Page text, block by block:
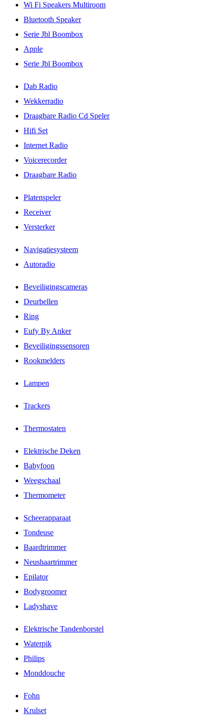
Wi Fi Speakers Multiroom
Bluetooth Speaker
Serie Jbl Boombox
Apple
Serie Jbl Boombox
Dab Radio
Wekkerradio
Draagbare Radio Cd Speler
Hifi Set
Internet Radio
Voicerecorder
Draagbare Radio
Platenspeler
Receiver
Versterker
Navigatiesysteem
Autoradio
Beveiligingscameras
Deurbellen
Ring
Eufy By Anker
Beveiligingssensoren
Rookmelders
Lampen
Trackers
Thermostaten
Elektrische Deken
Babyfoon
Weegschaal
Thermometer
Scheerapparaat
Tondeuse
Baardtrimmer
Neushaartrimmer
Epilator
Bodygroomer
Ladyshave
Elektrische Tandenborstel
Waterpik
Philips
Monddouche
Fohn
Krulset